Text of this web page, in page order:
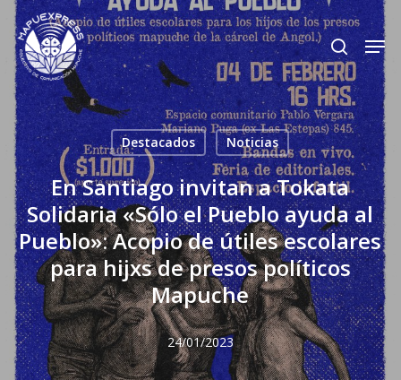
Skip
to
main
content
search
Destacados Noticias
En Santiago invitan a Tokata
Solidaria «Sólo el Pueblo ayuda al
Pueblo»: Acopio de útiles escolares
para hijxs de presos políticos
Mapuche
24/01/2023
Close
Menu